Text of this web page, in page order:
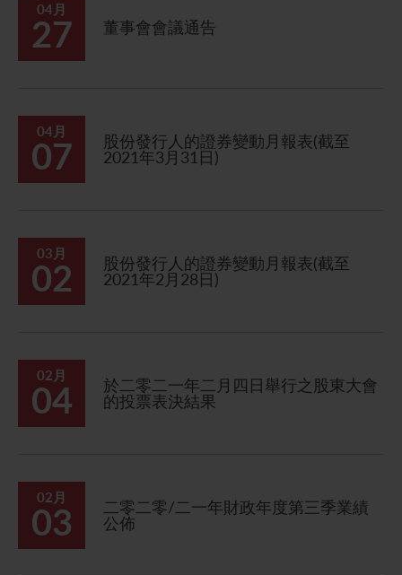
04月
27 董事會會議通告
04月
07
股份發行人的證券變動月報表(截至
2021年3月31日)
03月
02
股份發行人的證券變動月報表(截至
2021年2月28日)
02月
04
於二零二一年二月四日舉行之股東大會
的投票表決結果
02月
03
二零二零/二一年財政年度第三季業績
公佈